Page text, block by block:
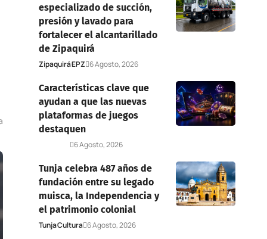
especializado de succión,
presión y lavado para
fortalecer el alcantarillado
de Zipaquirá
ZipaquiráEPZ 6 Agosto, 2026
Características clave que
ayudan a que las nuevas
plataformas de juegos
destaquen
6 Agosto, 2026
Tunja celebra 487 años de
fundación entre su legado
muisca, la Independencia y
el patrimonio colonial
TunjaCultura 6 Agosto, 2026